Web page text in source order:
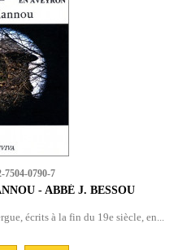
7504-0790-7
- ABBÉ J. BESSOU
écrits à la fin du 19e siècle, en...